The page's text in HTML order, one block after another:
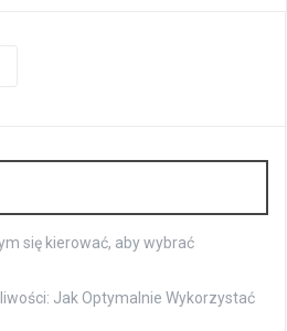
się kierować, aby wybrać
Jak Optymalnie Wykorzystać